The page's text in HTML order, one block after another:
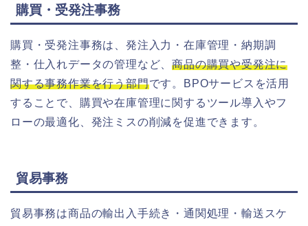
購買・受発注事務
購買・受発注事務は、発注入力・在庫管理・納期調
整・仕入れデータの管理など、商品の購買や受発注に
関する事務作業を行う部門です。BPOサービスを活用
することで、購買や在庫管理に関するツール導入やフ
ローの最適化、発注ミスの削減を促進できます。
貿易事務
貿易事務は商品の輸出入手続き・通関処理・輸送スケ